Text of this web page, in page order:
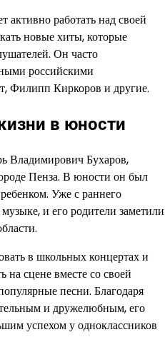
работать над своей
новые хиты, которые
Он часто
российскими
Филипп Киркоров и другие.
в юности
Владимирович Бухаров,
Пенза. В юности он был
Уже с раннего
и его родители заметили
в школьных концертах и
сцене вместе со своей
песни. Благодаря
и дружелюбным, его
успехом у одноклассников